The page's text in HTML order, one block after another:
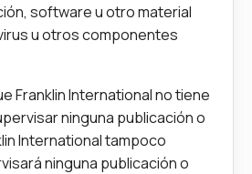
software u otro material
u otros componentes
Franklin International no tiene
ninguna publicación o
International tampoco
ninguna publicación o